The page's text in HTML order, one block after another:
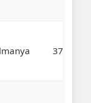
370-430